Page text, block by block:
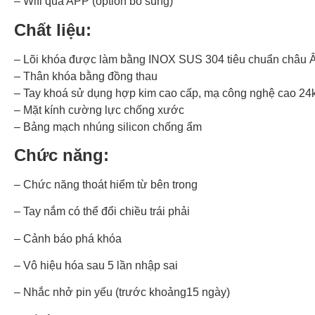
Chất liệu:
– Lõi khóa được làm bằng INOX SUS 304 tiêu chuẩn châu
– Thân khóa bằng đồng thau
– Tay khoá sử dụng hợp kim cao cấp, mạ công nghệ cao
– Mặt kính cường lực chống xước
– Bảng mạch nhúng silicon chống ẩm
Chức năng:
– Chức năng thoát hiểm từ bên trong
– Tay nắm có thể đổi chiều trái phải
– Cảnh báo phá khóa
– Vô hiệu hóa sau 5 lần nhập sai
– Nhắc nhở pin yếu (trước khoảng15 ngày)